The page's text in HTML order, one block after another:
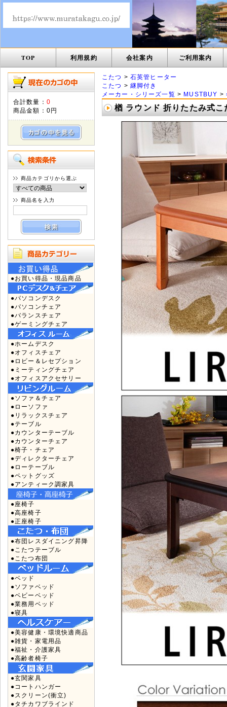
TOP 利用規約 会社案内 ご利用案内
合計数量： 0
商品金額： 0円
商品カテゴリから選ぶ
商品名を入力
●お買い得品・現品商品
●パソコンデスク
●パソコンチェア
●バランスチェア
●ゲーミングチェア
●ホームデスク
●オフィスチェア
●ロビー＆レセプション
●ミーティングチェア
●オフィスアクセサリー
●ソファ＆チェア
●ローソファ
●リラックスチェア
●テーブル
●カウンターテーブル
●カウンターチェア
●椅子・チェア
●ディレクターチェア
●ローテーブル
●ペットグッズ
●アンティーク調家具
●座椅子
●高座椅子
●正座椅子
●布団レスダイニング昇降
●こたつテーブル
●こたつ布団
●ベッド
●ソファベッド
●ベビーベッド
●業務用ベッド
●寝具
●美容健康・環境快適商品
●雑貨・家電用品
●福祉・介護家具
●高齢者椅子
●玄関家具
●コートハンガー
●スクリーン(衝立)
●タチカワブラインド
こたつ > 石英管ヒーター
こたつ > 継脚付き
メーカー・シリーズ一覧 > MUSTBUY >
楢 ラウンド 折りたたみ式